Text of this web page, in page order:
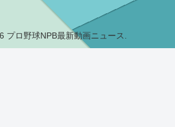
プロ野球NPB最新動画ニュース.